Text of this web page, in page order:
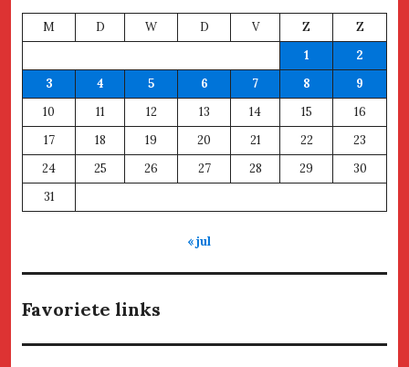
M D W D V Z
Z
1
2
3
4 5 6 7 8
9
10
11 12 13 14 15
16
17
18 19 20 21 22
23
24
25 26 27 28 29
30
31
« jul
Favoriete links